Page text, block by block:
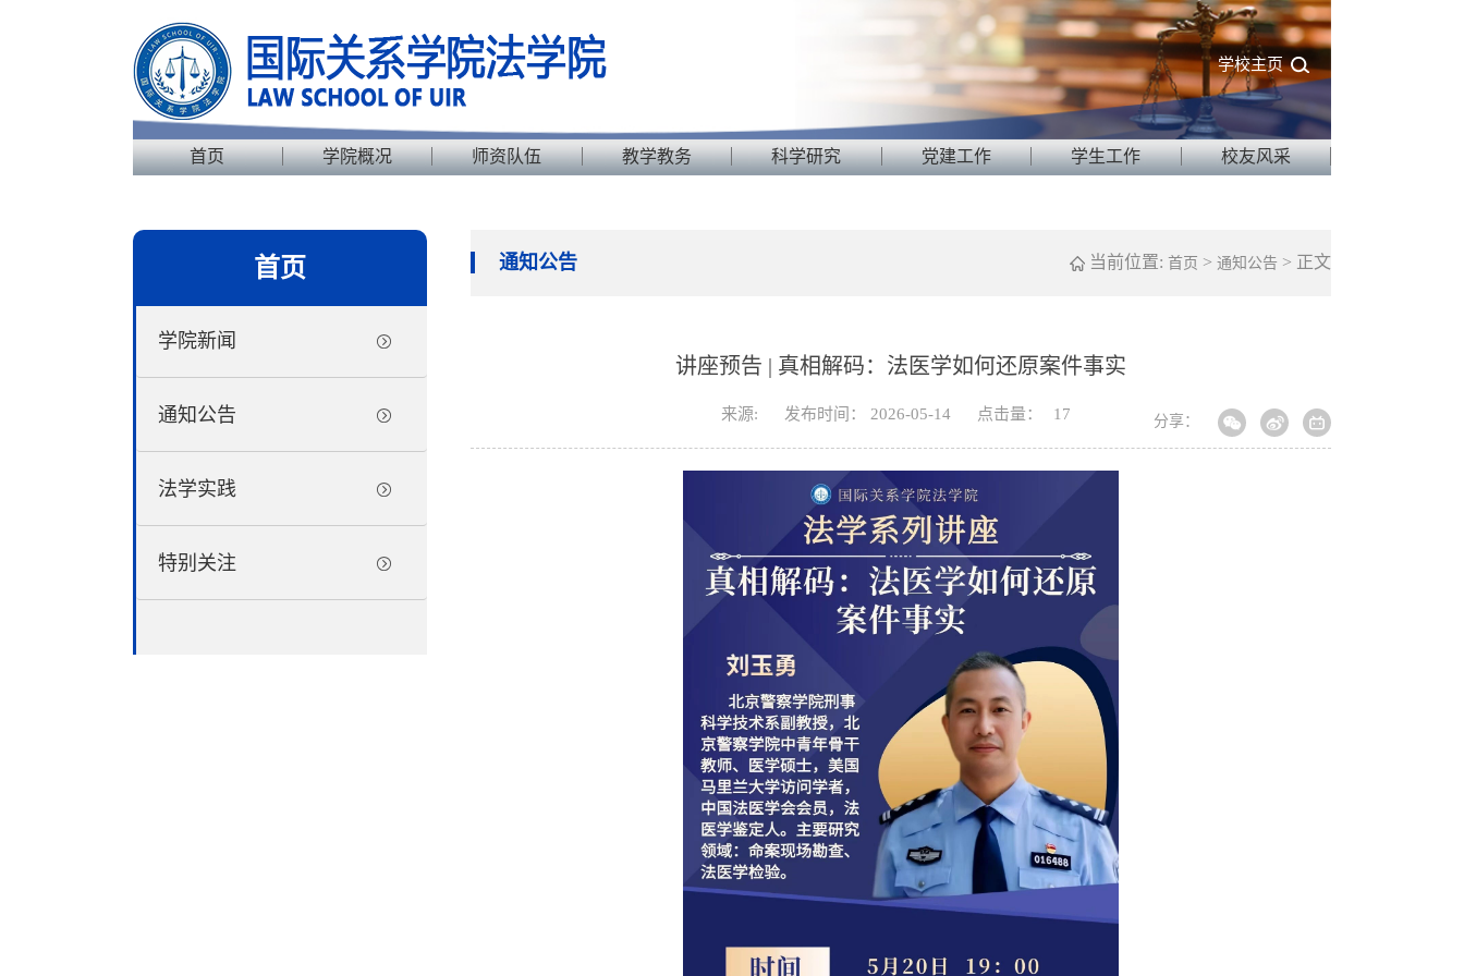
学校主页
首页 学院概况 师资队伍 教学教务 科学研究 党建工作 学生工作 校友风采
首页
学院新闻
通知公告
法学实践
特别关注
通知公告 当前位置: 首页 > 通知公告 > 正文
讲座预告 | 真相解码：法医学如何还原案件事实
来源: 发布时间： 2026-05-14 点击量： 17 分享：